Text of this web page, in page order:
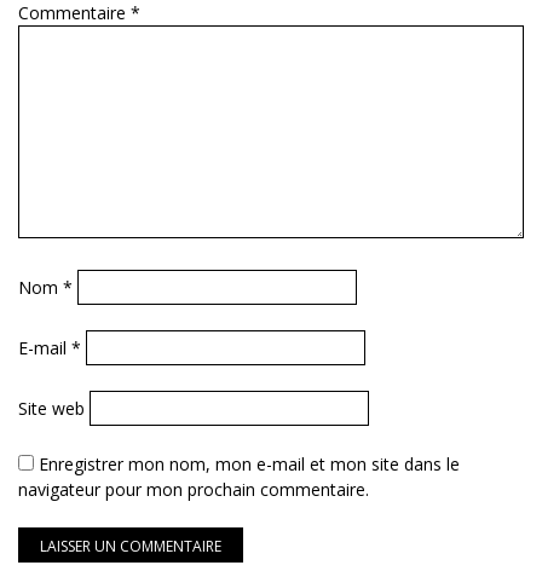
Commentaire *
Nom *
E-mail *
Site web
Enregistrer mon nom, mon e-mail et mon site dans le
navigateur pour mon prochain commentaire.